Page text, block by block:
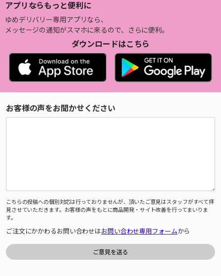
アプリならもっと便利に
ゆめデリバリー専用アプリなら、
メッセージの通知がスマホに来るので、さらに便利。
ダウンロードはこちら
お客様の声をお聞かせください
こちらの投稿への個別対応は行っておりませんが、頂いたご意見はスタッフがすべて拝
見させていただきます。お客様の声をもとに商品開発・サイト改善を行ってまいりま
す。
ご注文にかかわるお問い合わせはお問い合わせ専用フォームから